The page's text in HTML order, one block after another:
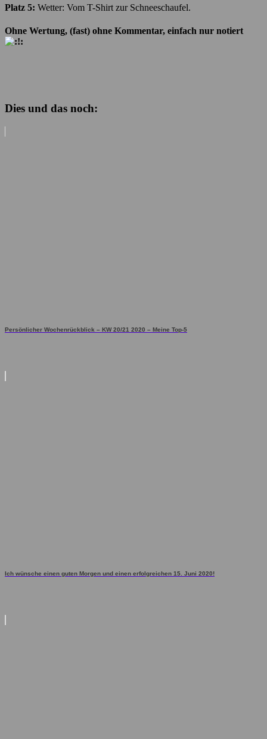
Platz 5: Wetter: Vom T-Shirt zur Schneeschaufel.
Ohne Wertung, (fast) ohne Kommentar, einfach nur notiert
Dies und das noch:
Persönlicher Wochenrückblick – KW 20/21 2020 – Meine Top-5
Ich wünsche einen guten Morgen und einen erfolgreichen 15. Juni 2020!